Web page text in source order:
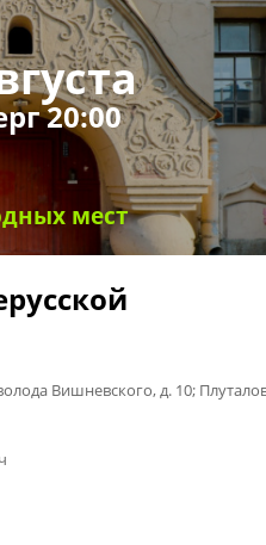
20:00
мест
Вишневского, д. 10;